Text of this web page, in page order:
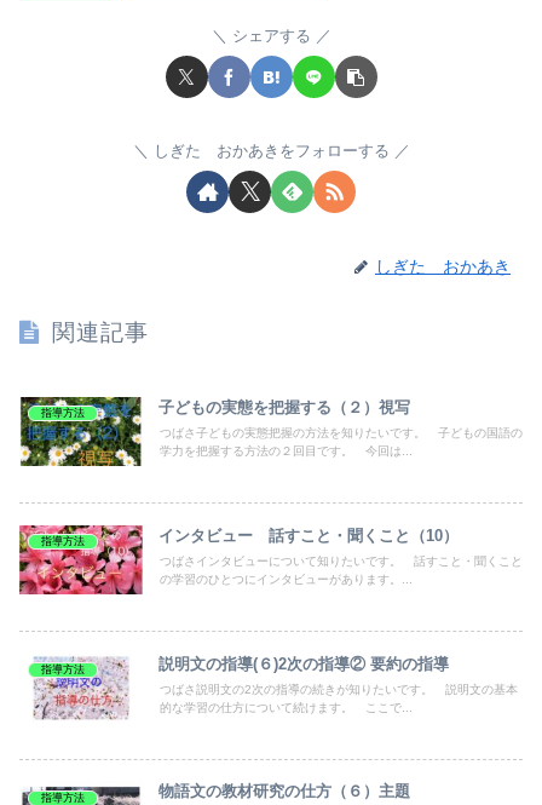
シェアする
しぎた おかあきをフォローする
しぎた おかあき
関連記事
指導方法 子どもの実態を把握する（２）視写
つばさ子どもの実態把握の方法を知りたいです。 子どもの国語の
学力を把握する方法の２回目です。 今回は...
指導方法 インタビュー 話すこと・聞くこと（10）
つばさインタビューについて知りたいです。 話すこと・聞くこと
の学習のひとつにインタビューがあります。...
指導方法 説明文の指導(６)2次の指導② 要約の指導
つばさ説明文の2次の指導の続きが知りたいです。 説明文の基本
的な学習の仕方について続けます。 ここで...
指導方法 物語文の教材研究の仕方（６）主題